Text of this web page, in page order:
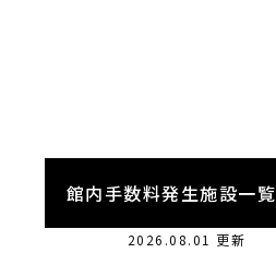
館内手数料発生施設一覧
2026.08.01 更新